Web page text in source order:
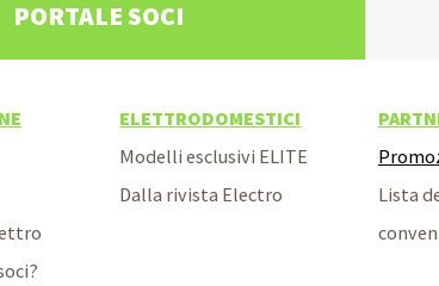
PORTALE SOCI
ELETTRODOMESTICI
Modelli esclusivi ELITE
Dalla rivista Electro
Lista